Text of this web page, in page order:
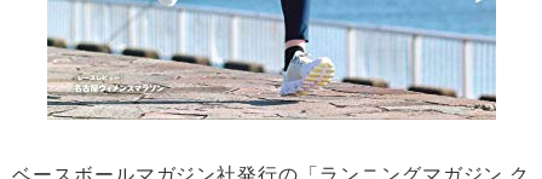
ベースボールマガジン社発行の「ランニングマガジン ク